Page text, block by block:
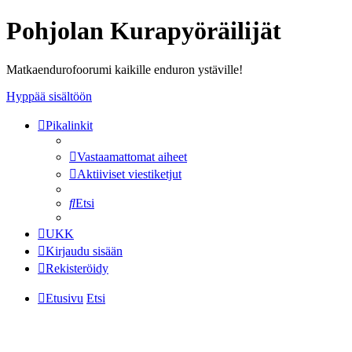
Pohjolan Kurapyöräilijät
Matkaendurofoorumi kaikille enduron ystäville!
Hyppää sisältöön
Pikalinkit
Vastaamattomat aiheet
Aktiiviset viestiketjut
Etsi
UKK
Kirjaudu sisään
Rekisteröidy
Etusivu Etsi